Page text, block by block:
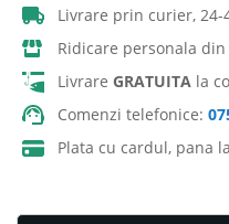
Livrare prin curier,
Ridicare personala
Livrare GRATUITA la
Comenzi telefonice:
Plata cu cardul, pana